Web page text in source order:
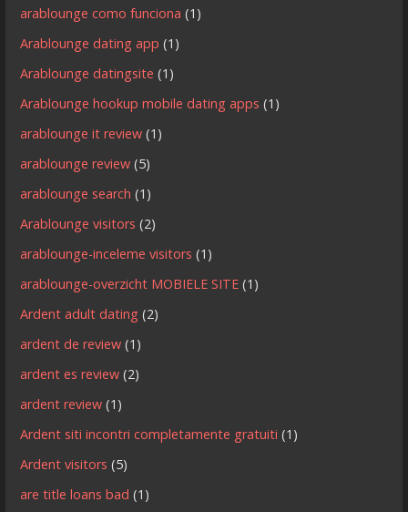
arablounge como funciona (1)
Arablounge dating app (1)
Arablounge datingsite (1)
Arablounge hookup mobile dating apps (1)
arablounge it review (1)
arablounge review (5)
arablounge search (1)
Arablounge visitors (2)
arablounge-inceleme visitors (1)
arablounge-overzicht MOBIELE SITE (1)
Ardent adult dating (2)
ardent de review (1)
ardent es review (2)
ardent review (1)
Ardent siti incontri completamente gratuiti (1)
Ardent visitors (5)
are title loans bad (1)